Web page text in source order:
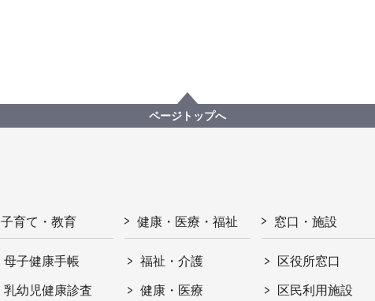
ページトップへ
子育て・教育
母子健康手帳
乳幼児健康診査
健康・医療・福祉
福祉・介護
健康・医療
窓口・施設
区役所窓口
区民利用施設